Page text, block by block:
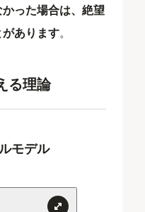
った場合は、絶望
あります。
る理論
モデル